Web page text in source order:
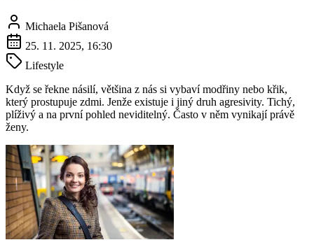
Michaela Pišanová
25. 11. 2025, 16:30
Lifestyle
Když se řekne násilí, většina z nás si vybaví modřiny nebo křik,
který prostupuje zdmi. Jenže existuje i jiný druh agresivity. Tichý,
plíživý a na první pohled neviditelný. Často v něm vynikají právě
ženy.